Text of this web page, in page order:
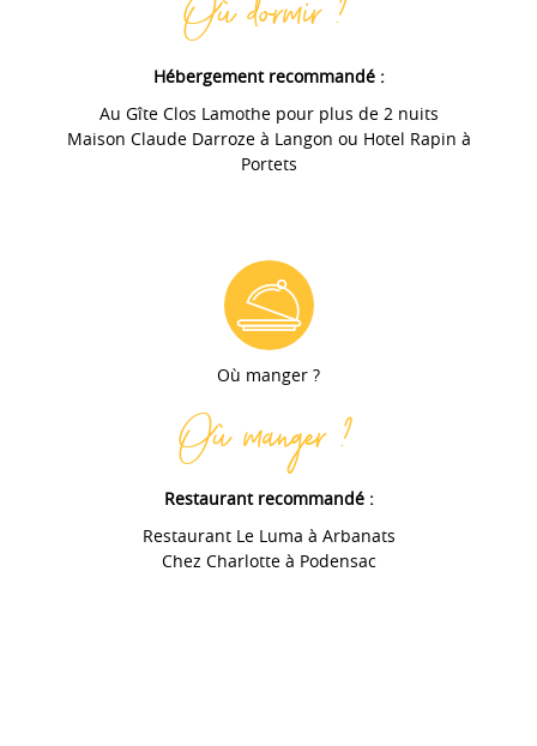
Où dormir ?
Hébergement recommandé :
Au Gîte Clos Lamothe pour plus de 2 nuits
Maison Claude Darroze à Langon ou Hotel Rapin à
Portets
Où manger ?
Où manger ?
Restaurant recommandé :
Restaurant Le Luma à Arbanats
Chez Charlotte à Podensac